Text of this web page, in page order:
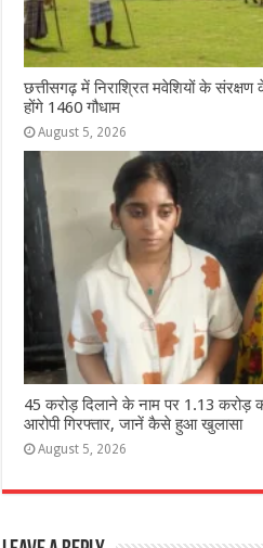
छत्तीसगढ़ में निराश्रित मवेशियों के
होंगे 1460 गौधाम
August 5, 2026
45 करोड़ दिलाने के नाम पर 1.13 करोड़
आरोपी गिरफ्तार, जानें कैसे हुआ खुलासा
August 5, 2026